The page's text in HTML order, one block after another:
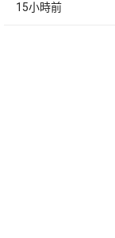
15小時前